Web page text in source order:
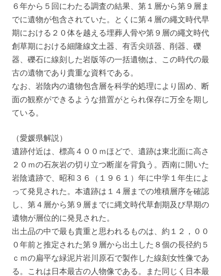
６年から５回にわたる調査の結果、第１層から第９層ま
でに遺物が包含されていた。とくに第４層の繩文時代早
期における２０体を越える埋葬人骨や第９層の繩文時代
創草期における細隆線文土器、有舌尖頭器、削器、礫
器、礫石に線刻した岩版等の一括遺物は、この時代の最
古の遺物であり貴重な資料である。
なお、岩陰内の遺物包含層を科学的処理により固め、断
面の観察ができるような措置がとられ保存に万全を期し
ている。
（愛媛県解説）
遺跡付近は、標高４００ｍほどで、遺跡は東北面に高さ
２０ｍの石灰岩の切り立つ断崖を背負う。西南に開いた
岩陰遺跡で、昭和３６（１９６１）年に中学１年生によ
って発見された。本遺跡は１４層までの堆積層序を確認
し、第４層から第９層までに縄文時代草創期及び早期の
遺物が層位的に発見された。
出土品の中で最も貴重と思われるものは、約１２，００
０年前と推定された第９層から出土した８個の長径約５
ｃｍの扁平な緑泥片岩川原石で製作した線刻女性像であ
る。これは日本最古の人物像である。また同じく日本最